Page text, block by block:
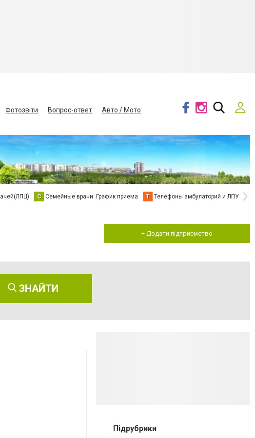
Фотозвіти Вопрос-ответ
Авто / Мото
С Семейные врачи. График приема Т Телефоны амбулаторий и ЛПУ В
+ Додати підприємство
ЗНАЙТИ
Підрубрики